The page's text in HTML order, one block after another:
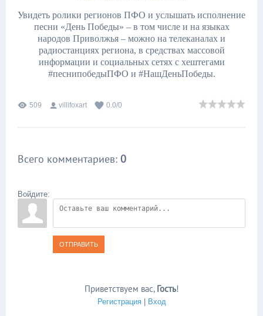
Увидеть ролики регионов ПФО и услышать исполнение
песни «День Победы» – в том числе и на языках
народов Приволжья – можно на телеканалах и
радиостанциях региона, в средствах массовой
информации и социальных сетях с хештегами
#песнипобедыПФО и #НашДеньПобеды.
509 villifoxart 0.0/0
Всего комментариев: 0
Войдите:
ОТПРАВИТЬ
Приветствуем вас, Гость!
Регистрация| Вход